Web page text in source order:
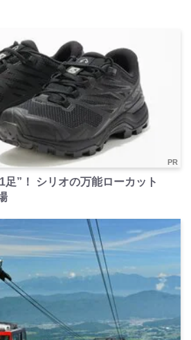
PR
足”！ シリオの万能ローカット